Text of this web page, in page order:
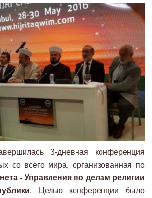
3-дневная конференция
со всего мира, организованная по
- Управления по делам религии
. Целью конференции было